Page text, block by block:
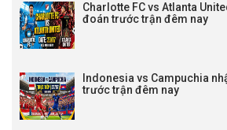
Charlotte FC vs Atlanta
đoán trước trận đêm nay
Indonesia vs Campuchia
trước trận đêm nay